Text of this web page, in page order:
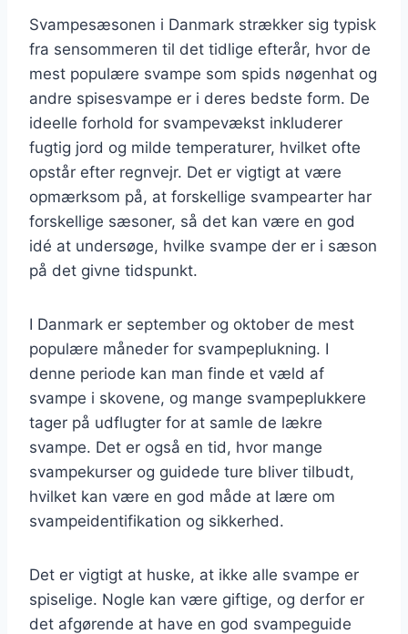
Svampesæsonen i Danmark strækker sig typisk
fra sensommeren til det tidlige efterår, hvor de
mest populære svampe som spids nøgenhat og
andre spisesvampe er i deres bedste form. De
ideelle forhold for svampevækst inkluderer
fugtig jord og milde temperaturer, hvilket ofte
opstår efter regnvejr. Det er vigtigt at være
opmærksom på, at forskellige svampearter har
forskellige sæsoner, så det kan være en god
idé at undersøge, hvilke svampe der er i sæson
på det givne tidspunkt.
I Danmark er september og oktober de mest
populære måneder for svampeplukning. I
denne periode kan man finde et væld af
svampe i skovene, og mange svampeplukkere
tager på udflugter for at samle de lækre
svampe. Det er også en tid, hvor mange
svampekurser og guidede ture bliver tilbudt,
hvilket kan være en god måde at lære om
svampeidentifikation og sikkerhed.
Det er vigtigt at huske, at ikke alle svampe er
spiselige. Nogle kan være giftige, og derfor er
det afgørende at have en god svampeguide